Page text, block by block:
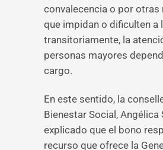
convalecencia o por otras
que impidan o dificulten a
transitoriamente, la
personas mayores
cargo.
En este sentido, la
Bienestar Social, Angélica
explicado que el bono
recurso que ofrece la